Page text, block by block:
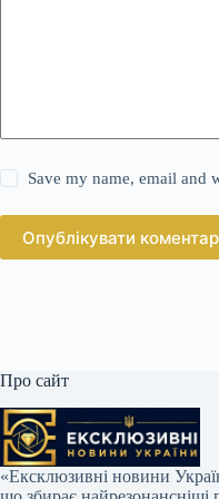
Save my name, email and
Опублікувати коментар
Про сайт
«Ексклюзивні новини